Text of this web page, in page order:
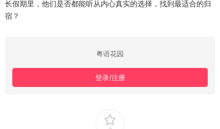
长假期里，他们是否都能听从内心真实的选择，找到最适合的归
宿？
粤语花园
登录/注册